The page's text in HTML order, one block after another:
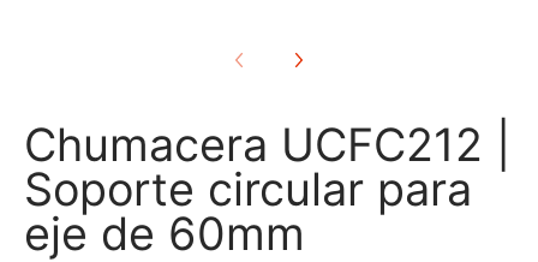
Chumacera UCFC212 |
Soporte circular para
eje de 60mm